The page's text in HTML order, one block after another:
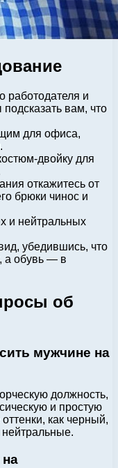
работодателя и
подсказать вам, что
для офиса,
двойку для
откажитесь от
брюки чинос и
и нейтральных
убедившись, что
а обувь — в
об
мужчине на
должность,
и простую
как черный,